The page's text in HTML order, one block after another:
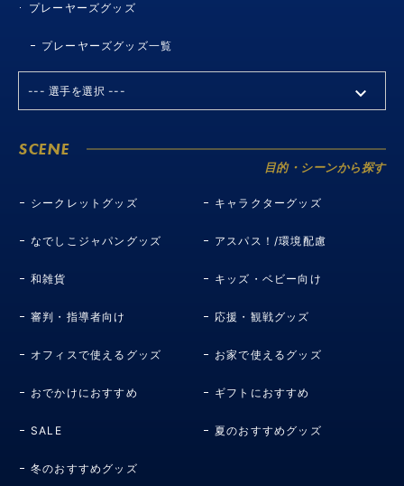
プレーヤーズグッズ
プレーヤーズグッズ一覧
SCENE
目的・シーンから探す
シークレットグッズ キャラクターグッズ
なでしこジャパングッズ アスパス！/環境配慮
和雑貨 キッズ・ベビー向け
審判・指導者向け 応援・観戦グッズ
オフィスで使えるグッズ お家で使えるグッズ
おでかけにおすすめ ギフトにおすすめ
SALE 夏のおすすめグッズ
冬のおすすめグッズ